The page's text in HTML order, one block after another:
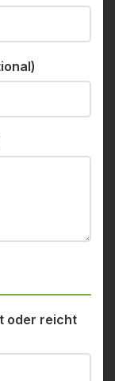
oder reicht